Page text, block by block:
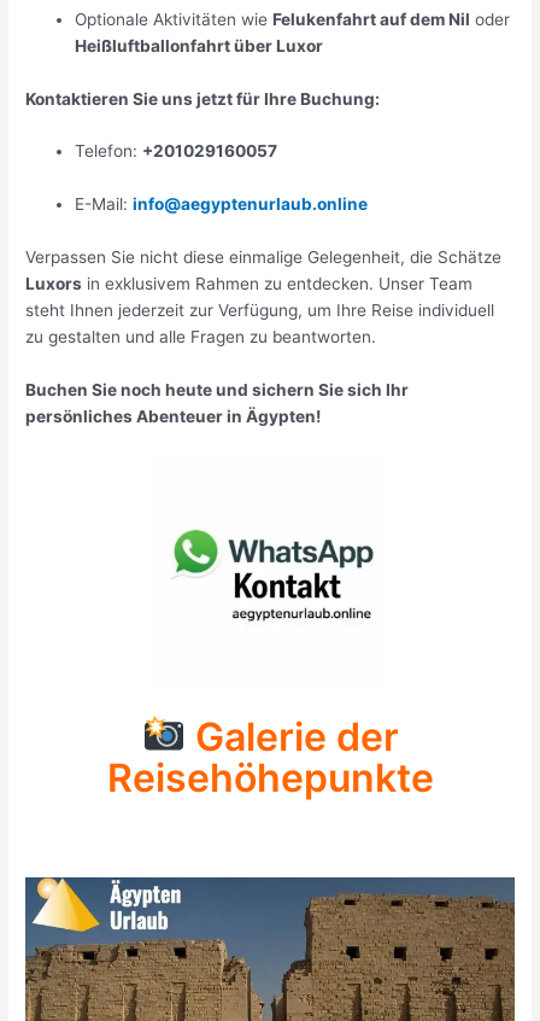
Optionale Aktivitäten wieFelukenfahrt auf dem Nil oder
Heißluftballonfahrt über Luxor
Kontaktieren Sie uns jetzt für Ihre Buchung:
Telefon: +201029160057
E-Mail:info@aegyptenurlaub.online
Verpassen Sie nicht diese einmalige Gelegenheit, die Schätze
Luxors in exklusivem Rahmen zu entdecken. Unser Team
steht Ihnen jederzeit zur Verfügung, um Ihre Reise individuell
zu gestalten und alle Fragen zu beantworten.
Buchen Sie noch heute und sichern Sie sich Ihr
persönliches Abenteuer in Ägypten!
Galerie der
Reisehöhepunkte